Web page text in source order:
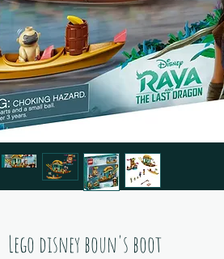
Lego disney boun's boot